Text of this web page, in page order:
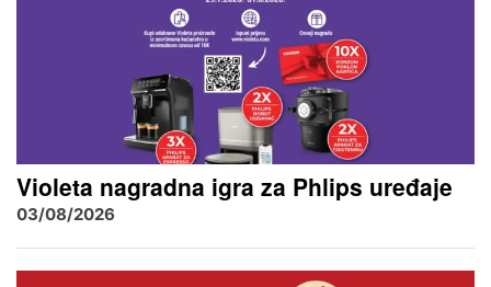
Violeta nagradna igra za Phlips uređaje
03/08/2026